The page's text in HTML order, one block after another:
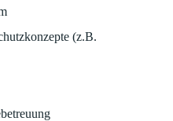
(z.B.